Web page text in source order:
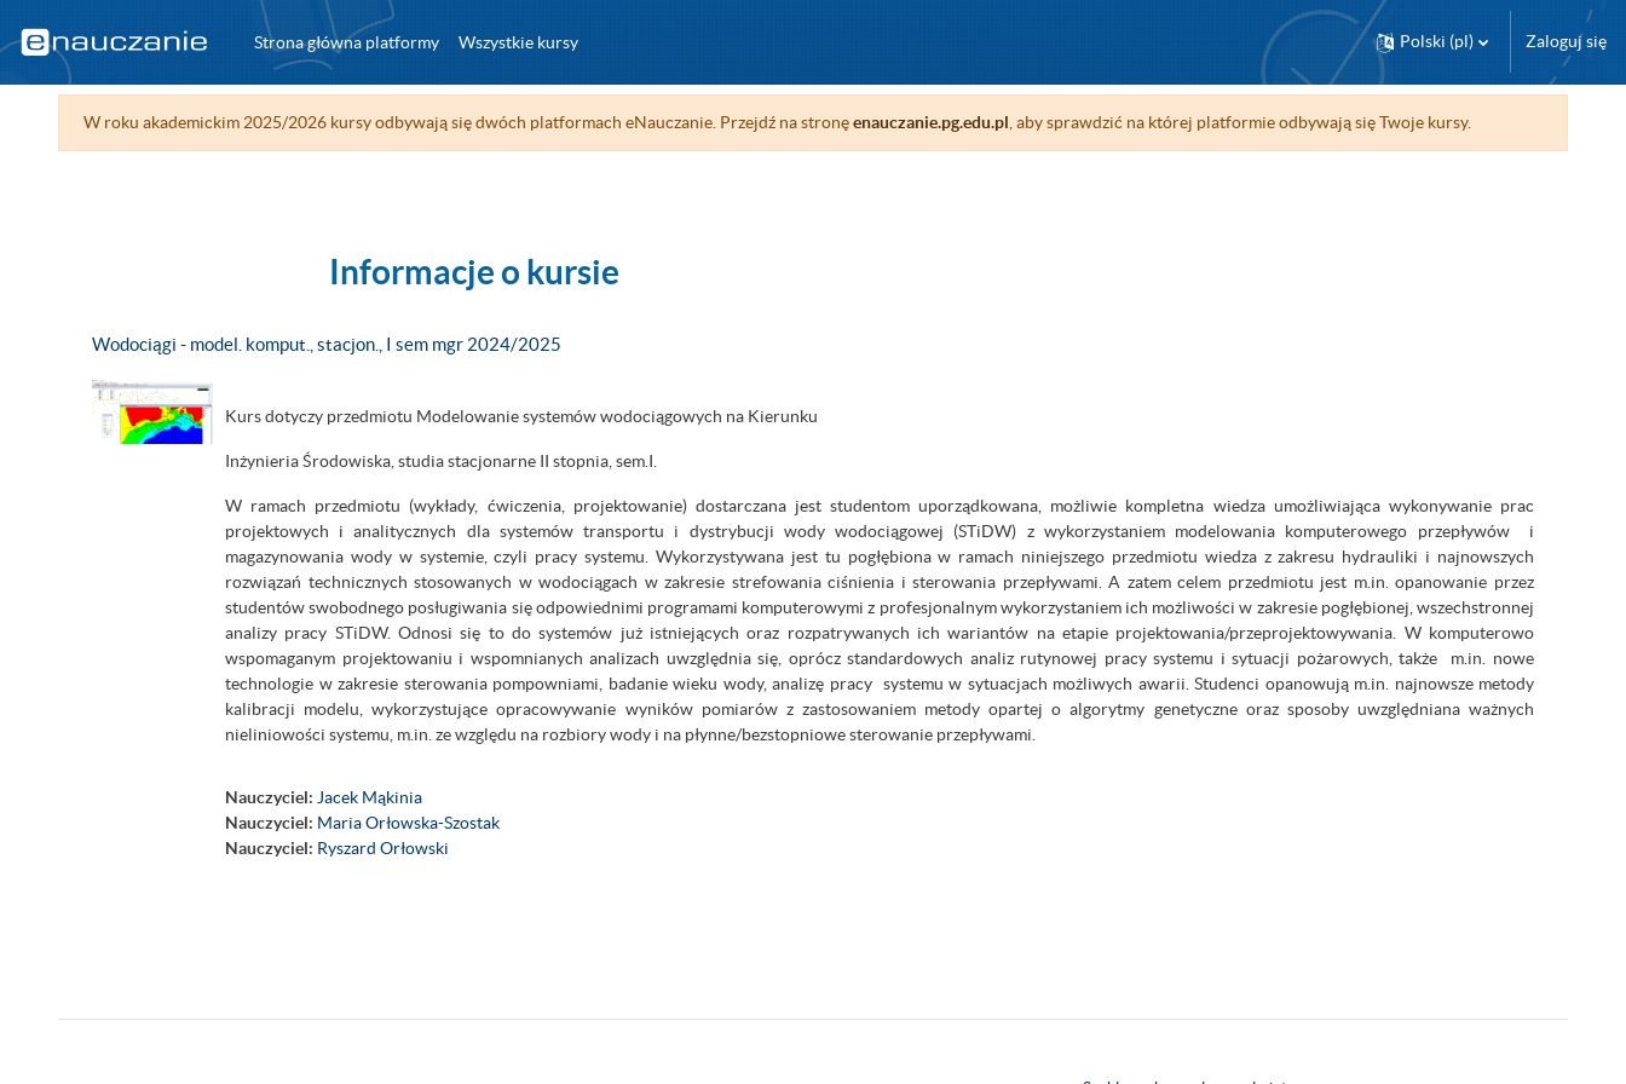
Strona główna platformy
Wszystkie kursy Polski ‎(pl)‎ Zaloguj się
W roku akademickim 2025/2026 kursy odbywają się dwóch platformach eNauczanie. Przejdź na stronęenauczanie.pg.edu.pl , aby sprawdzić na której platformie odbywają się Twoje kursy.
Informacje o kursie
Wodociągi - model. komput., stacjon., I sem mgr 2024/2025
Kurs dotyczy przedmiotu Modelowanie systemów wodociągowych na Kierunku
Inżynieria Środowiska, studia stacjonarne II stopnia, sem.I.
W ramach przedmiotu (wykłady, ćwiczenia, projektowanie) dostarczana jest studentom uporządkowana, możliwie kompletna wiedza umożliwiająca wykonywanie prac
projektowych i analitycznych dla systemów transportu i dystrybucji wody wodociągowej (STiDW) z wykorzystaniem modelowania komputerowego przepływów i
magazynowania wody w systemie, czyli pracy systemu. Wykorzystywana jest tu pogłębiona w ramach niniejszego przedmiotu wiedza z zakresu hydrauliki i najnowszych
rozwiązań technicznych stosowanych w wodociągach w zakresie strefowania ciśnienia i sterowania przepływami. A zatem celem przedmiotu jest m.in. opanowanie przez
studentów swobodnego posługiwania się odpowiednimi programami komputerowymi z profesjonalnym wykorzystaniem ich możliwości w zakresie pogłębionej, wszechstronnej
analizy pracy STiDW. Odnosi się to do systemów już istniejących oraz rozpatrywanych ich wariantów na etapie projektowania/przeprojektowywania. W komputerowo
wspomaganym projektowaniu i wspomnianych analizach uwzględnia się, oprócz standardowych analiz rutynowej pracy systemu i sytuacji pożarowych, także m.in. nowe
technologie w zakresie sterowania pompowniami, badanie wieku wody, analizę pracy systemu w sytuacjach możliwych awarii. Studenci opanowują m.in. najnowsze metody
kalibracji modelu, wykorzystujące opracowywanie wyników pomiarów z zastosowaniem metody opartej o algorytmy genetyczne oraz sposoby uwzględniana ważnych
nieliniowości systemu, m.in. ze względu na rozbiory wody i na płynne/bezstopniowe sterowanie przepływami.
Nauczyciel: Jacek Mąkinia
Nauczyciel: Maria Orłowska-Szostak
Nauczyciel: Ryszard Orłowski